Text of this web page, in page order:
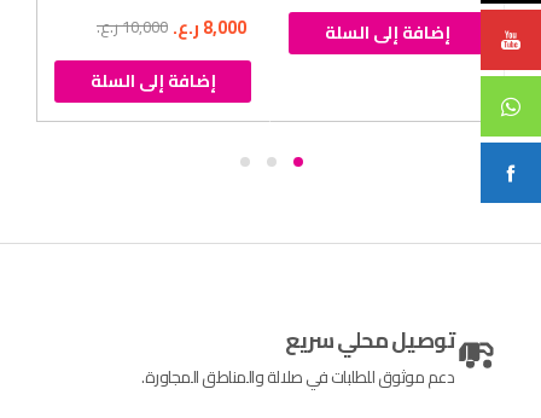
إضافة إلى السلة 10,000ر.ع. 8,000ر.ع.
إضافة إلى السلة
توصيل محلي سريع
دعم موثوق للطلبات في صلالة والمناطق المجاورة.